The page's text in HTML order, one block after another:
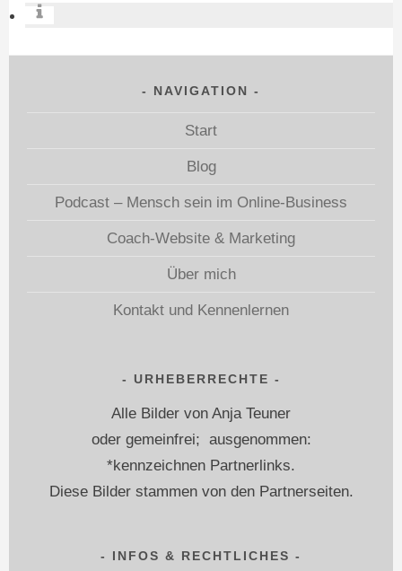
NAVIGATION
Start
Blog
Podcast – Mensch sein im Online-Business
Coach-Website & Marketing
Über mich
Kontakt und Kennenlernen
URHEBERRECHTE
Alle Bilder von Anja Teuner
oder gemeinfrei; ausgenommen:
*kennzeichnen Partnerlinks.
Diese Bilder stammen von den Partnerseiten.
INFOS & RECHTLICHES